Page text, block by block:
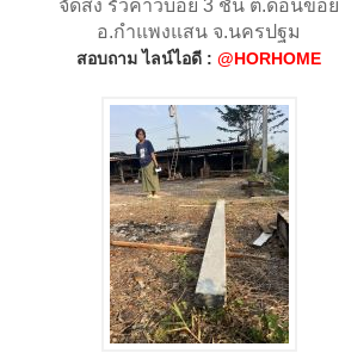
จัดส่ง รั้วคาวบอย 3 ชั้น ต.ดอนข่อย
อ.กำแพงแสน จ.นครปฐม
สอบถาม ไลน์ไอดี :@HORHOME